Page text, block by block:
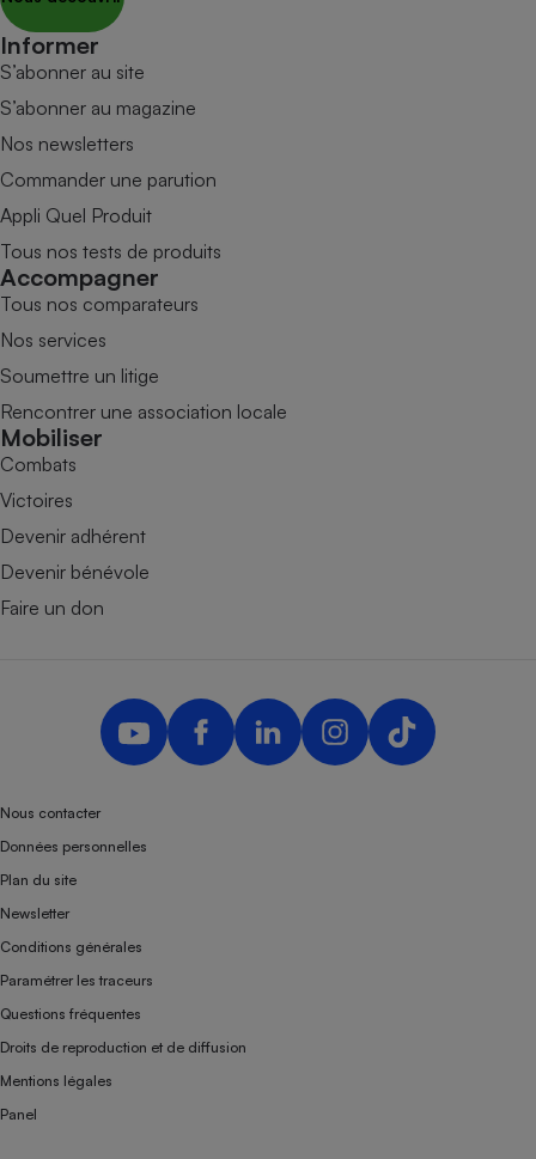
Informer
S’abonner au site
S’abonner au magazine
Nos newsletters
Commander une parution
Appli Quel Produit
Tous nos tests de produits
Accompagner
Tous nos comparateurs
Nos services
Soumettre un litige
Rencontrer une association locale
Mobiliser
Combats
Victoires
Devenir adhérent
Devenir bénévole
Faire un don
Nous contacter
Données personnelles
Plan du site
Newsletter
Conditions générales
Paramétrer les traceurs
Questions fréquentes
Droits de reproduction et de diffusion
Mentions légales
Panel